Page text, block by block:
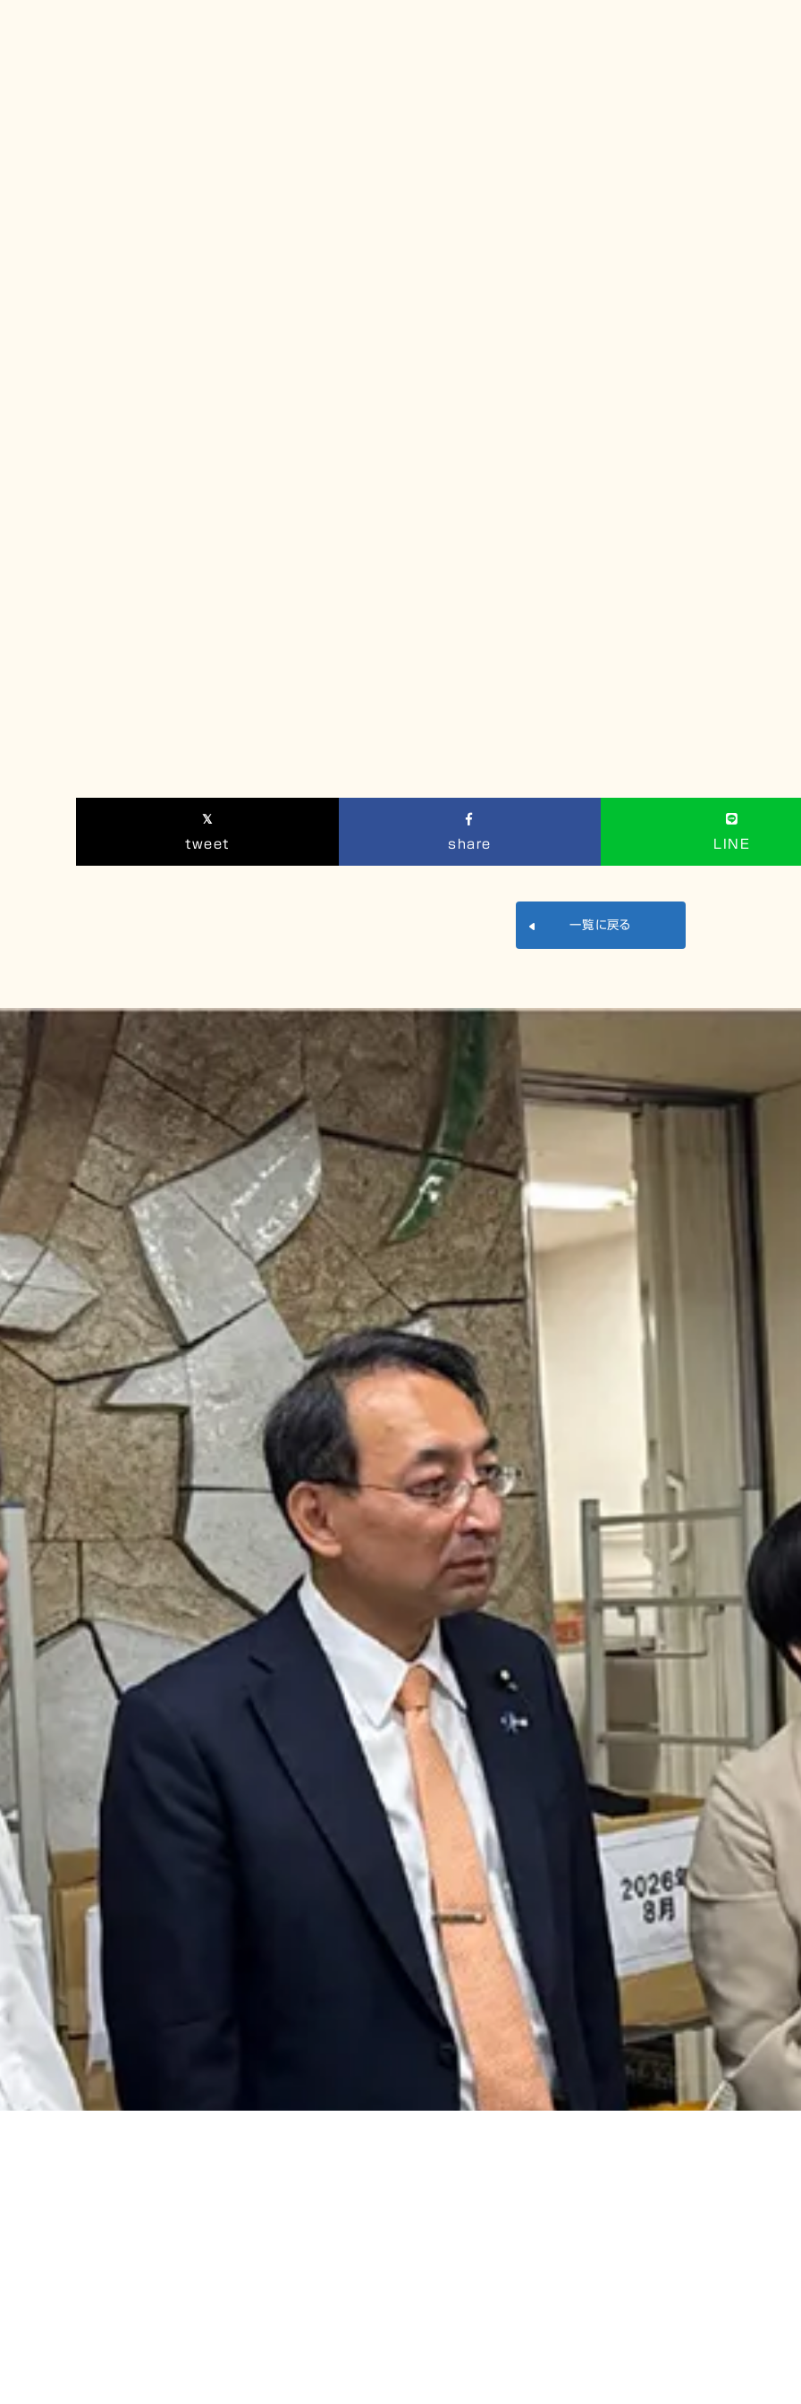
tweet share LINE
一覧に戻る